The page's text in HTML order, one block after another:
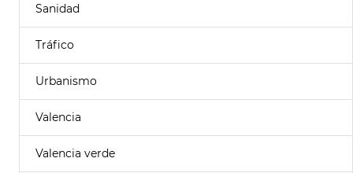
Sanidad
Tráfico
Urbanismo
Valencia
Valencia verde